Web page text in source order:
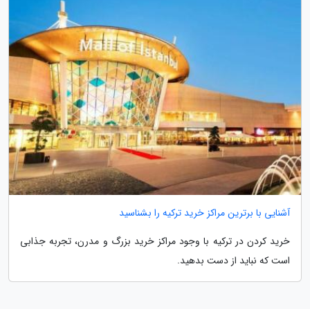
آشنایی با برترین مراکز خرید ترکیه را بشناسید
خرید کردن در ترکیه با وجود مراکز خرید بزرگ و مدرن، تجربه جذابی
است که نباید از دست بدهید.